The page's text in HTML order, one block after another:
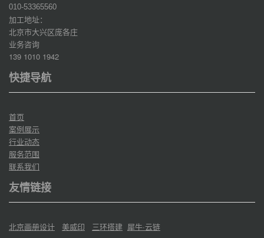
010-53365560
加工地址：
北京市大兴区庞各庄
业务咨询
139 1010 1942
快捷导航
首页
案例展示
行业动态
服务范围
联系我们
友情链接
北京画册设计 美威印 三环搭建 犀牛·云链